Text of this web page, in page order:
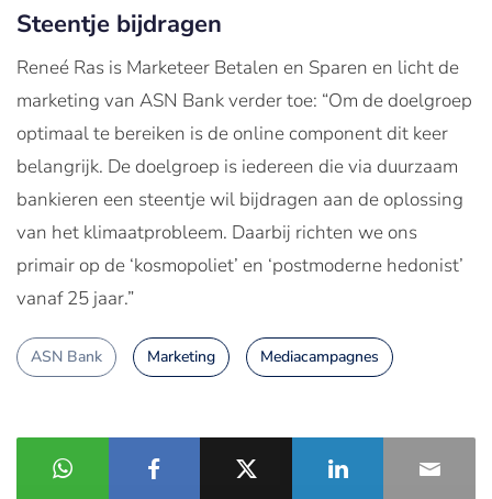
Steentje bijdragen
Reneé Ras is Marketeer Betalen en Sparen en licht de
marketing van ASN Bank verder toe: “Om de doelgroep
optimaal te bereiken is de online component dit keer
belangrijk. De doelgroep is iedereen die via duurzaam
bankieren een steentje wil bijdragen aan de oplossing
van het klimaatprobleem. Daarbij richten we ons
primair op de ‘kosmopoliet’ en ‘postmoderne hedonist’
vanaf 25 jaar.”
ASN Bank Marketing Mediacampagnes